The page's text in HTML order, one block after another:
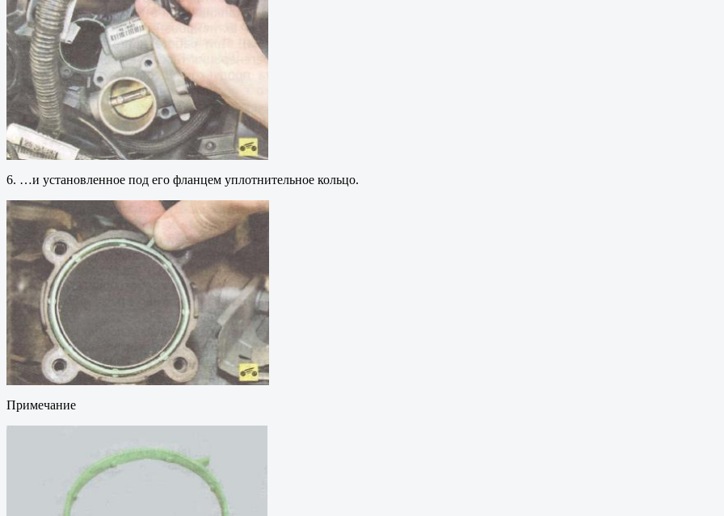
6. …и установленное под его фланцем уплотнительное кольцо.
Примечание